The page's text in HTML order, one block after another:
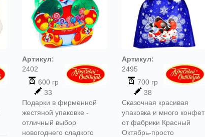
Артикул:
2402
600 гр
33
Подарки в фирменной
жестяной упаковке -
отличный выбор
новогоднего сладкого
Артикул:
2495
700 гр
38
Сказочная красивая
упаковка и много конфет
от фабрики Красный
Октябрь-просто